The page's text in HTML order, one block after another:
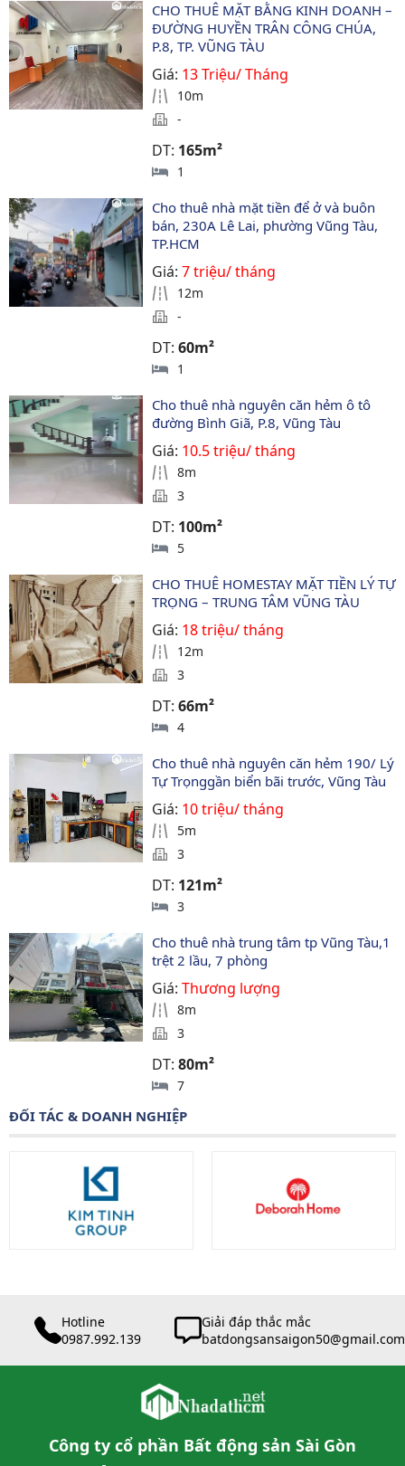
CHO THUÊ MẶT BẰNG KINH DOANH –
ĐƯỜNG HUYỀN TRÂN CÔNG CHÚA,
P.8, TP. VŨNG TÀU
Giá: 13 Triệu/ Tháng
10m
-
DT: 165m²
1
Cho thuê nhà mặt tiền để ở và buôn
bán, 230A Lê Lai, phường Vũng Tàu,
TP.HCM
Giá:7 triệu/ tháng
12m
-
DT:60m²
1
Cho thuê nhà nguyên căn hẻm ô tô
đường Bình Giã, P.8, Vũng Tàu
Giá: 10.5 triệu/ tháng
8m
3
DT: 100m²
5
CHO THUÊ HOMESTAY MẶT TIỀN LÝ TỰ
TRỌNG – TRUNG TÂM VŨNG TÀU
Giá: 18 triệu/ tháng
12m
3
DT:66m²
4
Cho thuê nhà nguyên căn hẻm 190/ Lý
Tự Trọnggần biển bãi trước, Vũng Tàu
Giá: 10 triệu/ tháng
5m
3
DT: 121m²
3
Cho thuê nhà trung tâm tp Vũng Tàu,1
trệt 2 lầu, 7 phòng
Giá:Thương lượng
8m
3
DT:80m²
7
ĐỐI TÁC & DOANH NGHIỆP
Hotline
0987.992.139
Giải đáp thắc mắc
batdongsansaigon50@gmail.com
Công ty cổ phần Bất động sản Sài Gòn